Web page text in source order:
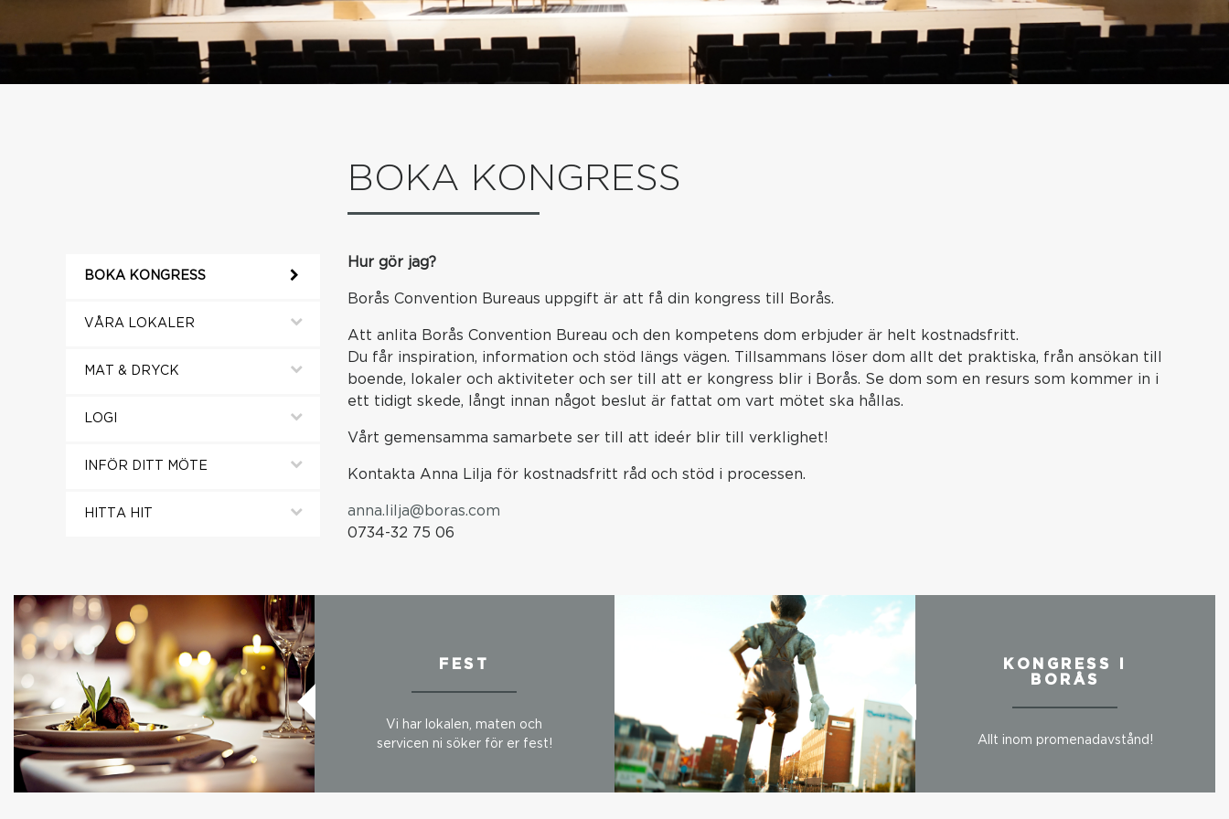
BOKA KONGRESS
VÅRA LOKALER
MAT & DRYCK
LOGI
INFÖR DITT MÖTE
HITTA HIT
BOKA KONGRESS
Hur gör jag?
Borås Convention Bureaus uppgift är att få din kongress till Borås.
Att anlita Borås Convention Bureau och den kompetens dom erbjuder är helt kostnadsfritt.
Du får inspiration, information och stöd längs vägen. Tillsammans löser dom allt det praktiska, från ansökan till
boende, lokaler och aktiviteter och ser till att er kongress blir i Borås. Se dom som en resurs som kommer in i
ett tidigt skede, långt innan något beslut är fattat om vart mötet ska hållas.
Vårt gemensamma samarbete ser till att ideér blir till verklighet!
Kontakta Anna Lilja för kostnadsfritt råd och stöd i processen.
anna.lilja@boras.com
0734-32 75 06
FEST
Vi har lokalen, maten och
servicen ni söker för er fest!
KONGRESS I
BORÅS
Allt inom promenadavstånd!